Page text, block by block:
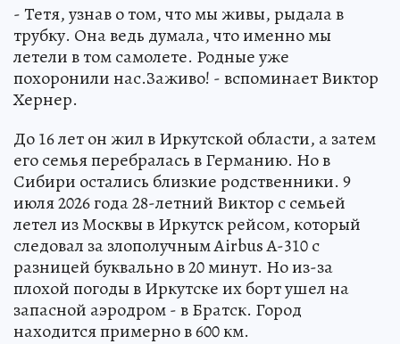
- Тетя, узнав о том, что мы живы, рыдала в
трубку. Она ведь думала, что именно мы
летели в том самолете. Родные уже
похоронили нас.Заживо! - вспоминает Виктор
Хернер.
До 16 лет он жил в Иркутской области, а затем
его семья перебралась в Германию. Но в
Сибири остались близкие родственники. 9
июля 2026 года 28-летний Виктор с семьей
летел из Москвы в Иркутск рейсом, который
следовал за злополучным Airbus A-310 с
разницей буквально в 20 минут. Но из-за
плохой погоды в Иркутске их борт ушел на
запасной аэродром - в Братск. Город
находится примерно в 600 км.